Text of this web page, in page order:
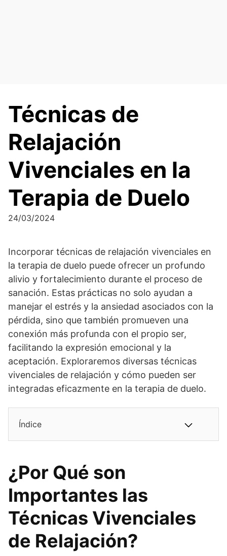
Técnicas de
Relajación
Vivenciales en la
Terapia de Duelo
24/03/2024
Incorporar técnicas de relajación vivenciales en
la terapia de duelo puede ofrecer un profundo
alivio y fortalecimiento durante el proceso de
sanación. Estas prácticas no solo ayudan a
manejar el estrés y la ansiedad asociados con la
pérdida, sino que también promueven una
conexión más profunda con el propio ser,
facilitando la expresión emocional y la
aceptación. Exploraremos diversas técnicas
vivenciales de relajación y cómo pueden ser
integradas eficazmente en la terapia de duelo.
Índice
¿Por Qué son
Importantes las
Técnicas Vivenciales
de Relajación?